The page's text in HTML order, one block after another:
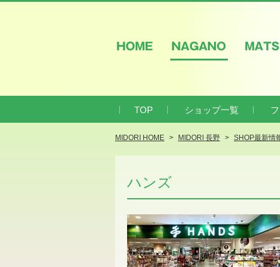
TOP ショップ一覧
MIDORI HOME MIDORI 長野 SHOP最新情
ハンズ